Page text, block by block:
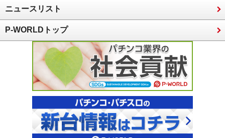
ニュースリスト
P-WORLDトップ